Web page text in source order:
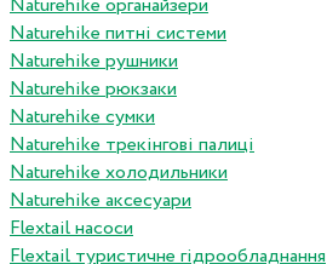
Naturehike органайзери
Naturehike питні системи
Naturehike рушники
Naturehike рюкзаки
Naturehike сумки
Naturehike трекінгові палиці
Naturehike холодильники
Naturehike аксесуари
Flextail насоси
Flextail туристичне гідрообладнання